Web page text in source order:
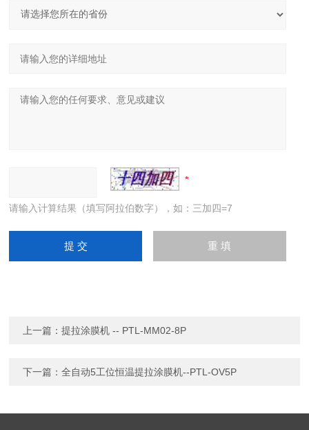
请输入计算结果（填写阿拉伯数字），如：三加四=7
上一篇：提拉涂膜机 -- PTL-MM02-8P
下一篇：全自动5工位恒温提拉涂膜机--PTL-OV5P